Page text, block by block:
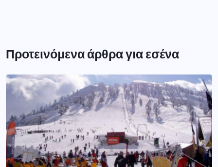
Προτεινόμενα άρθρα για εσένα